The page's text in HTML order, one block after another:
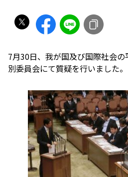
7月30日、我が国及び国際社会
別委員会にて質疑を行いました。